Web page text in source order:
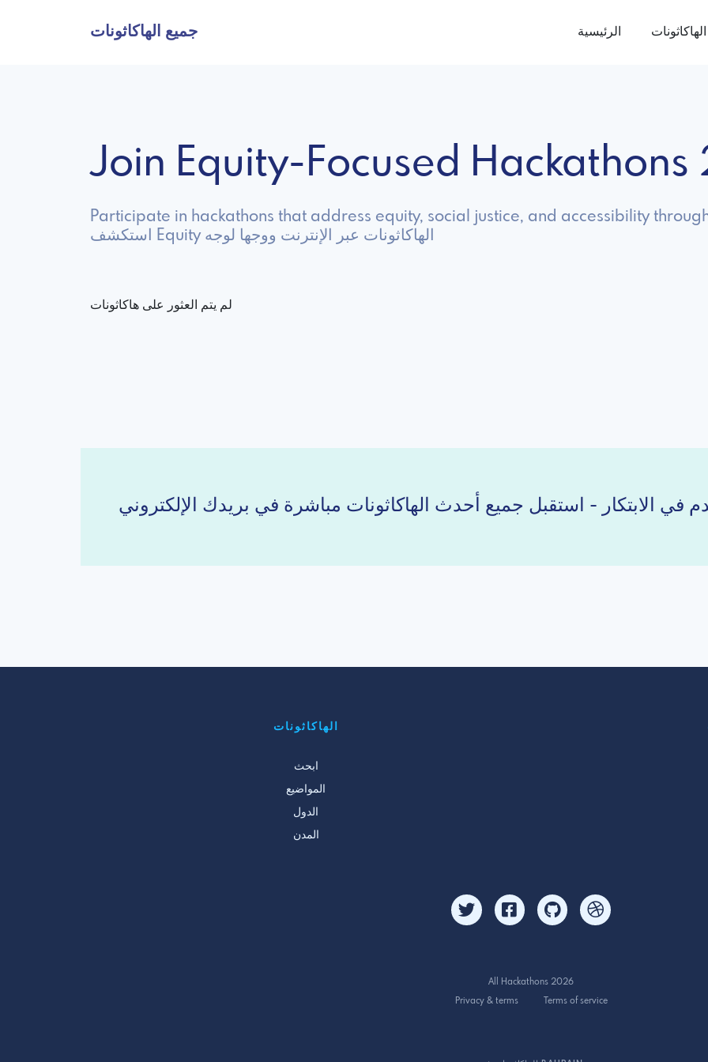
جميع الهاكاثونات الرئيسية الهاكاثونات
Join Equity-Focused
Participate in hackathons that address equity, social justice, and accessibility
استكشف Equity الهاكاثونات عبر الإنترنت ووجها لوجه
لم يتم العثور على هاكاثونات
الهاكاثونات
ابحث
المواضيع
الدول
المدن
All Hackathons 2026
Privacy & terms
Terms of service